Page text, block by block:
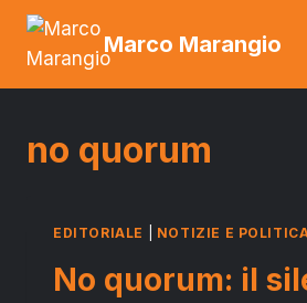
Salta
contenuto
Marco Marangio
no quorum
EDITORIALE NOTIZIE E
No quorum: il